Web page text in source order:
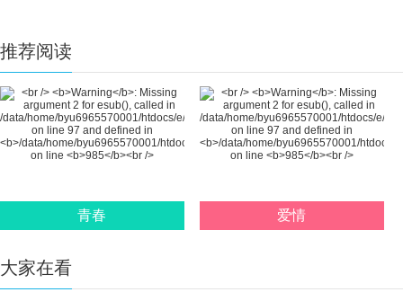
推荐阅读
青春 爱情
大家在看